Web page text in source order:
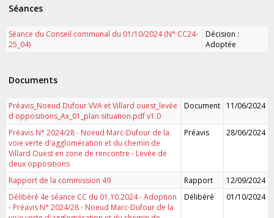
Séances
Séance du Conseil communal du 01/10/2024 (N° CC24-
25_04)
Décision :
Adoptée
Documents
Préavis_Noeud Dufour VVA et Villard ouest_levée
d oppositions_Ax_01_plan situation.pdf v1.0
Document 11/06/2024
Préavis N° 2024/28 - Noeud Marc-Dufour de la
voie verte d'agglomération et du chemin de
Villard Ouest en zone de rencontre - Levée de
deux oppositions
Préavis 28/06/2024
Rapport de la commission 49 Rapport
12/09/2024
Délibéré 4e séance CC du 01.10.2024 - Adoption
- Préavis N° 2024/28 - Noeud Marc-Dufour de la
Délibéré 01/10/2024